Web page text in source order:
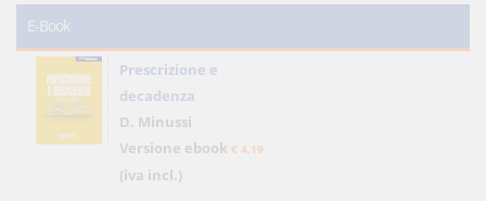
E-Book
Prescrizione e
decadenza
D. Minussi
Versione ebook € 4,19
(iva incl.)